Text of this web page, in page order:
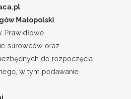
Małopolski
Prawidłowe
surowców oraz
do rozpoczęcia
w tym podawanie